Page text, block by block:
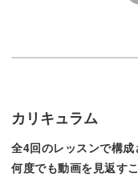
裾やゴムの調整がで
ソーイング初心者
で
カリキュラム
全4回のレッスンで構成
何度でも動画を見返す